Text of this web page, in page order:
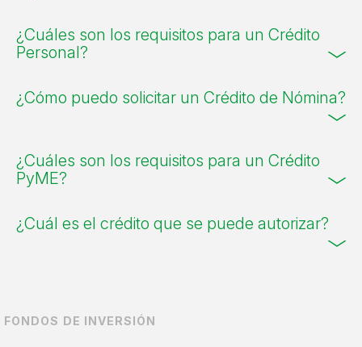
¿Cuáles son los requisitos para un Crédito
Personal?
¿Cómo puedo solicitar un Crédito de Nómina?
¿Cuáles son los requisitos para un Crédito
PyME?
¿Cuál es el crédito que se puede autorizar?
FONDOS DE INVERSIÓN